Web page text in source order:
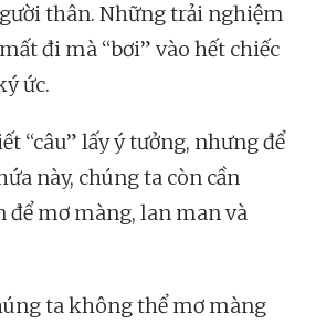
thân. Những trải nghiệm
đi mà “bơi” vào hết chiếc
ức.
“câu” lấy ý tưởng, nhưng để
này, chúng ta còn cần
để mơ màng, lan man và
ta không thể mơ màng